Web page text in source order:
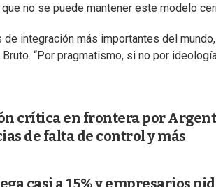
no se puede mantener este modelo
de integración más importantes del
“Por pragmatismo, si no por
crítica en frontera por
de falta de control y más
casi a 15% y empresarios